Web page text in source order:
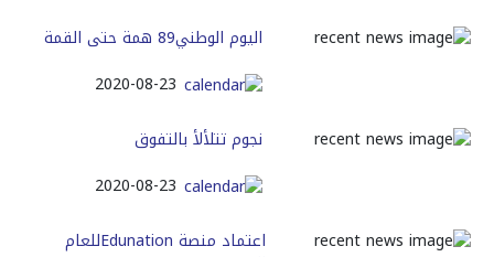
اليوم‭ ‬الوطني‭ ‬89همة‭ ‬حتى‭ ‬القمة‭‬
2020-08-23
نجوم‭ ‬تتلألأ‭ ‬بالتفوق
2020-08-23
اعتماد منصة Edunationللعام